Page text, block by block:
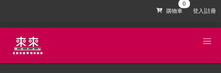
購物車 登入|註冊